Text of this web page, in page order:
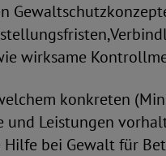
wirksame
konkreten
und Leistungen
bei Gewalt für